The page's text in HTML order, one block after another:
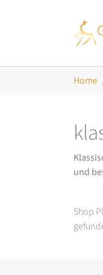
Home
und
Shop